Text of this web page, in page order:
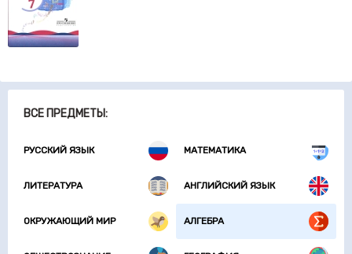
ВСЕ ПРЕДМЕТЫ:
РУССКИЙ ЯЗЫК МАТЕМАТИКА
ЛИТЕРАТУРА АНГЛИЙСКИЙ ЯЗЫК
ОКРУЖАЮЩИЙ МИР АЛГЕБРА